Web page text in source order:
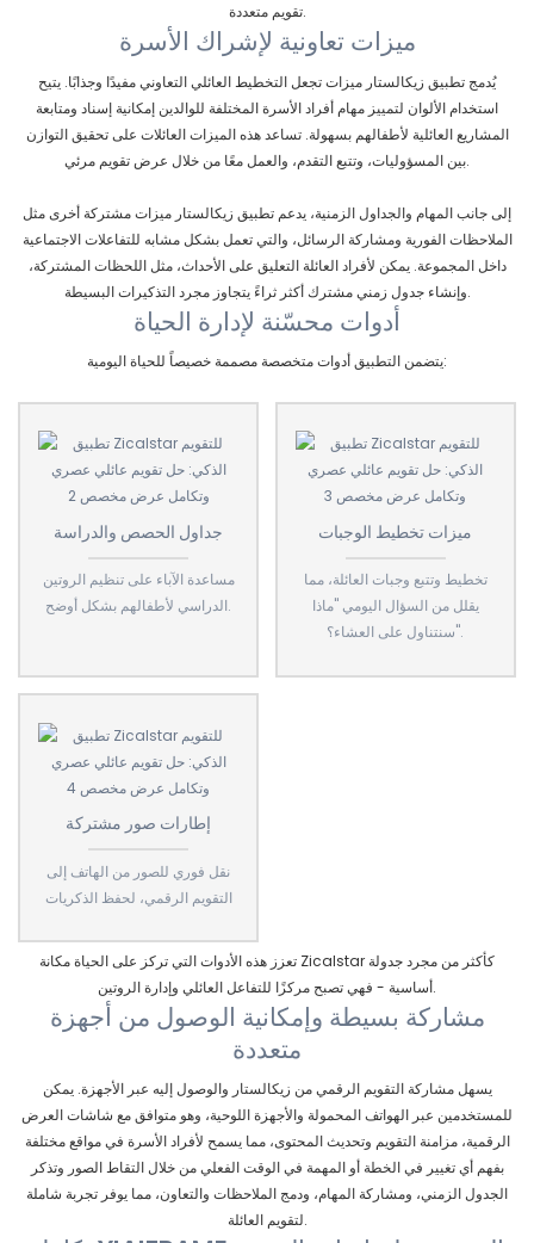
تقويم متعددة.
ميزات تعاونية لإشراك الأسرة
يُدمج تطبيق زيكالستار ميزات تجعل التخطيط العائلي التعاوني مفيدًا وجذابًا. يتيح
استخدام الألوان لتمييز مهام أفراد الأسرة المختلفة للوالدين إمكانية إسناد ومتابعة
المشاريع العائلية لأطفالهم بسهولة. تساعد هذه الميزات العائلات على تحقيق التوازن
بين المسؤوليات، وتتبع التقدم، والعمل معًا من خلال عرض تقويم مرئي.
إلى جانب المهام والجداول الزمنية، يدعم تطبيق زيكالستار ميزات مشتركة أخرى مثل
الملاحظات الفورية ومشاركة الرسائل، والتي تعمل بشكل مشابه للتفاعلات الاجتماعية
داخل المجموعة. يمكن لأفراد العائلة التعليق على الأحداث، مثل اللحظات المشتركة،
وإنشاء جدول زمني مشترك أكثر ثراءً يتجاوز مجرد التذكيرات البسيطة.
أدوات محسّنة لإدارة الحياة
يتضمن التطبيق أدوات متخصصة مصممة خصيصاً للحياة اليومية:
جداول الحصص والدراسة
مساعدة الآباء على تنظيم الروتين
الدراسي لأطفالهم بشكل أوضح.
ميزات تخطيط الوجبات
تخطيط وتتبع وجبات العائلة، مما
يقلل من السؤال اليومي "ماذا
سنتناول على العشاء؟".
إطارات صور مشتركة
نقل فوري للصور من الهاتف إلى
التقويم الرقمي، لحفظ الذكريات
تعزز هذه الأدوات التي تركز على الحياة مكانة Zicalstar كأكثر من مجرد جدولة
أساسية - فهي تصبح مركزًا للتفاعل العائلي وإدارة الروتين.
مشاركة بسيطة وإمكانية الوصول من أجهزة
متعددة
يسهل مشاركة التقويم الرقمي من زيكالستار والوصول إليه عبر الأجهزة. يمكن
للمستخدمين عبر الهواتف المحمولة والأجهزة اللوحية، وهو متوافق مع شاشات العرض
الرقمية، مزامنة التقويم وتحديث المحتوى، مما يسمح لأفراد الأسرة في مواقع مختلفة
بفهم أي تغيير في الخطة أو المهمة في الوقت الفعلي من خلال التقاط الصور وتذكر
الجدول الزمني، ومشاركة المهام، ودمج الملاحظات والتعاون، مما يوفر تجربة شاملة
لتقويم العائلة.